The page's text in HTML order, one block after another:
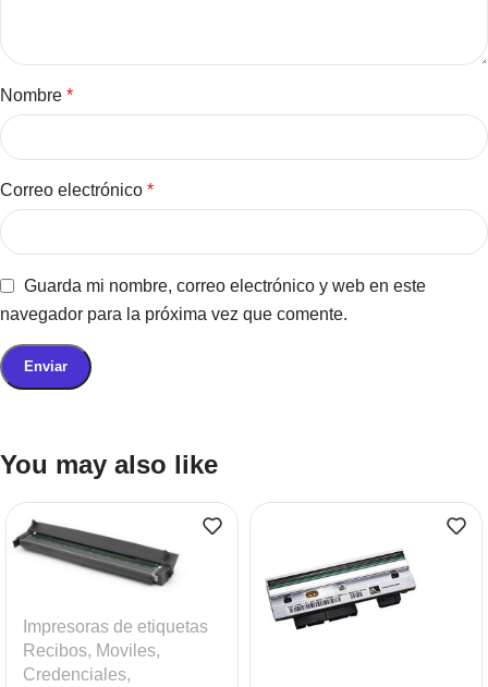
Nombre *
Correo electrónico *
Guarda mi nombre, correo electrónico y web en este
navegador para la próxima vez que comente.
You may also like
Impresoras de etiquetas
Recibos, Moviles,
Credenciales,